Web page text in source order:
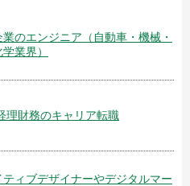
のエンジニア（自動車・機械・
業界）
理財務のキャリア転職
ティブデザイナーやデジタルマー